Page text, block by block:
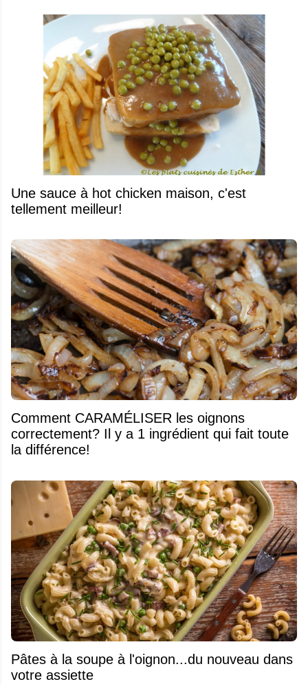
Une sauce à hot chicken maison, c'est
tellement meilleur!
Comment CARAMÉLISER les oignons
correctement? Il y a 1 ingrédient qui fait toute
la différence!
Pâtes à la soupe à l'oignon...du nouveau dans
votre assiette